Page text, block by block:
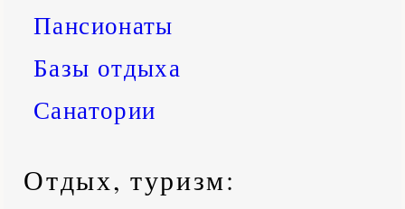
Пансионаты
Базы отдыха
Санатории
Отдых, туризм: